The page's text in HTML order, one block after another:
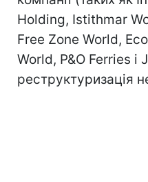
Holding, Istithmar
Free Zone World,
World, P&O Ferries і
реструктуризація